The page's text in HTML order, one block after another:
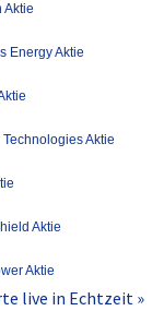
Aktie
Energy Aktie
Technologies Aktie
Aktie
Aktie
live in Echtzeit »